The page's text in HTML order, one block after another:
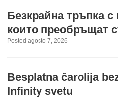
Безкрайна тръпка с
които преобръщат
Posted agosto 7, 2026
Besplatna čarolija
Infinity svetu